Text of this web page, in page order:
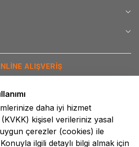
ALIŞVERİŞ
GÜVENLİ ALIŞVERİŞ
PAZARLAMA
daha iyi hizmet
(KVKK) kişisel verileriniz yasal
çerezler (cookies) ile
ilgili detaylı bilgi almak için